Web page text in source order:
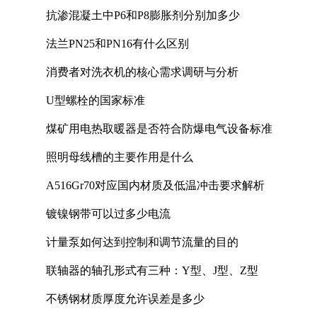
抗渗混凝土中P6和P8膨胀剂分别加多少
法兰PN25和PN16有什么区别
消费者对洗衣机的核心需求调研与分析
U型螺栓的国家标准
煤矿用电热取暖器是否符合防爆电气设备标准
照明母线槽的主要作用是什么
A516Gr70对应国内材质及低温冲击要求解析
镀镍钢带可以过多少电流
计量泵如何达到控制和调节流量的目的
联轴器的轴孔形式有三种：Y型、J型、Z型
不锈钢材质厚度允许误差是多少